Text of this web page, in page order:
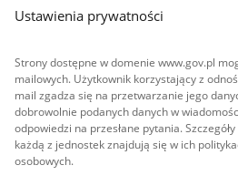
Ustawienia prywatności
Strony dostępne w domenie www.gov.pl
mailowych. Użytkownik korzystający z
mail zgadza się na przetwarzanie jego
dobrowolnie podanych danych w
odpowiedzi na przesłane pytania.
każdą z jednostek znajdują się w ich
osobowych.